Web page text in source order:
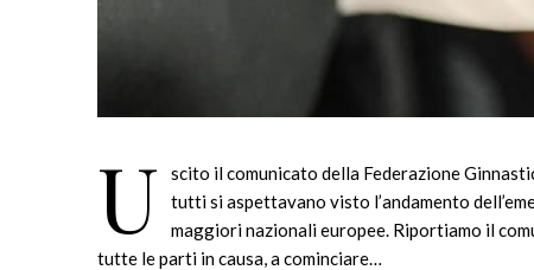
U
scito il comunicato della Federazione
tutti si aspettavano visto l’andamento
maggiori nazionali europee. Riportiamo il
tutte le parti in causa, a cominciare…